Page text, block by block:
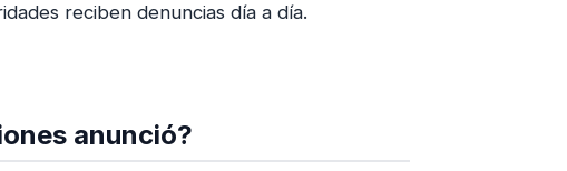
reciben denuncias día a día.
anunció?